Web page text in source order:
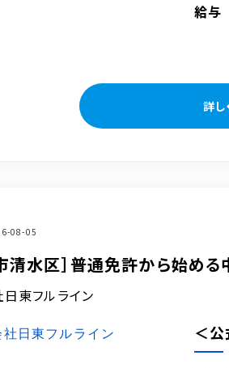
給与
詳し
08-05
清水区］普通免許から始め
東フルライン
＜